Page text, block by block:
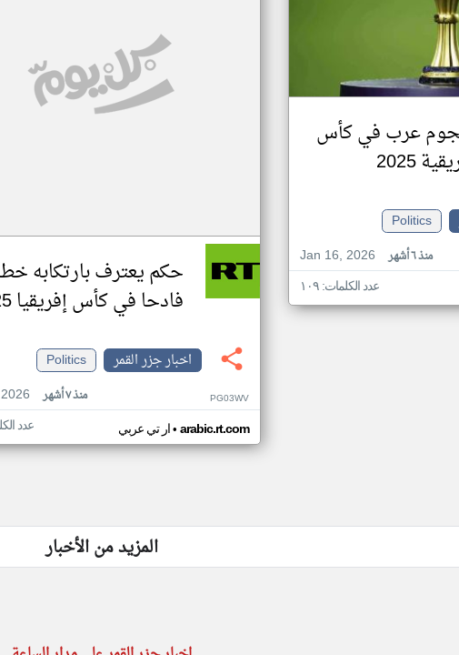
7 نجوم عرب في كأس
2025
Politics
Jan 16, 2026
منذ ٦ أشهر
عدد الكلمات: ١٠٩
حكم يعترف بارتكابه
فادحا في كأس إفريقيا 2025
اخبار جزر القمر
Politics
منذ ٧ أشهر PG03WV
ار تي عربي• arabic.rt.com عدد
المزيد من الأخبار